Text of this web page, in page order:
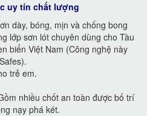
uy tín chất lượng
dày, bóng, mịn và chống bong
lớp sơn lót chuyên dùng cho Tàu
biển Việt Nam (Công nghệ này
trẻ em.
nhiều chốt an toàn được bố trí
nạy phá két.